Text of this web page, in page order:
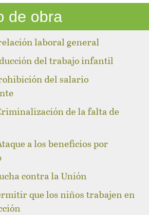
de obra
laboral general
del trabajo infantil
del salario
de la falta de
a los beneficios por
contra la Unión
que los niños trabajen en